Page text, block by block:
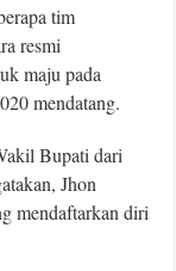
tim
resmi
maju pada
mendatang.
Bupati dari
Jhon
mendaftarkan diri